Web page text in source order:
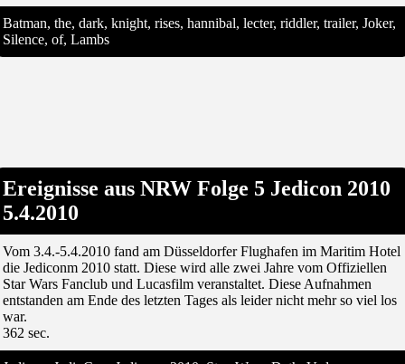
Batman, the, dark, knight, rises, hannibal, lecter, riddler, trailer, Joker,
Silence, of, Lambs
Ereignisse aus NRW Folge 5 Jedicon 2010
5.4.2010
Vom 3.4.-5.4.2010 fand am Düsseldorfer Flughafen im Maritim Hotel
die Jediconm 2010 statt. Diese wird alle zwei Jahre vom Offiziellen
Star Wars Fanclub und Lucasfilm veranstaltet. Diese Aufnahmen
entstanden am Ende des letzten Tages als leider nicht mehr so viel los
war.
362 sec.